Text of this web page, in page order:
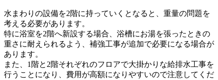
水まわりの設備を2階に持っていくとなると、重量の問題を
考える必要があります。
特に浴室を2階へ新設する場合、浴槽にお湯を張ったときの
重さに耐えられるよう、補強工事が追加で必要になる場合が
あります。
また、1階と2階それぞれのフロアで大掛かりな給排水工事を
行うことになり、費用が高額になりやすいので注意してくだ